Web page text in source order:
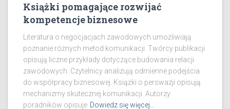
Książki pomagające rozwijać
kompetencje biznesowe
Literatura o negocjacjach zawodowych umożliwiają
poznanie różnych metod komunikacji. Twórcy publikacji
opisują liczne przykłady dotyczące budowania relacji
zawodowych. Czytelnicy analizują odmienne podejścia
do współpracy biznesowej. Książki o perswazji opisują
mechanizmy skutecznej komunikacji. Autorzy
poradników opisuje Dowiedz się więcej…